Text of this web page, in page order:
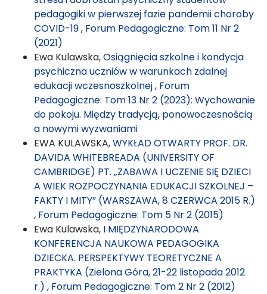
pedagogiki w pierwszej fazie pandemii choroby
COVID-19, Forum Pedagogiczne: Tom 11 Nr 2
(2021)
Ewa Kulawska,Osiągnięcia szkolne i kondycja
psychiczna uczniów w warunkach zdalnej
edukacji wczesnoszkolnej, Forum
Pedagogiczne: Tom 13 Nr 2 (2023): Wychowanie
do pokoju. Między tradycją, ponowoczesnością
a nowymi wyzwaniami
EWA KULAWSKA,WYKŁAD OTWARTY PROF. DR.
DAVIDA WHITEBREADA (UNIVERSITY OF
CAMBRIDGE) PT. „ZABAWA I UCZENIE SIĘ DZIECI
A WIEK ROZPOCZYNANIA EDUKACJI SZKOLNEJ –
FAKTY I MITY” (WARSZAWA, 8 CZERWCA 2015 R.)
, Forum Pedagogiczne: Tom 5 Nr 2 (2015)
Ewa Kulawska, I MIĘDZYNARODOWA
KONFERENCJA NAUKOWA PEDAGOGIKA
DZIECKA. PERSPEKTYWY TEORETYCZNE A
PRAKTYKA (Zielona Góra, 21-22 listopada 2012
r.) , Forum Pedagogiczne: Tom 2 Nr 2 (2012)